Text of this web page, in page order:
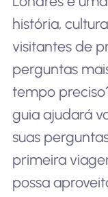
história,
visitantes de
perguntas
tempo
guia ajudará
suas
primeira
possa